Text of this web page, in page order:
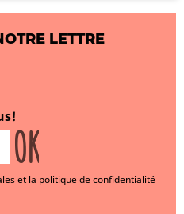
LETTRE
et la politique de confidentialité